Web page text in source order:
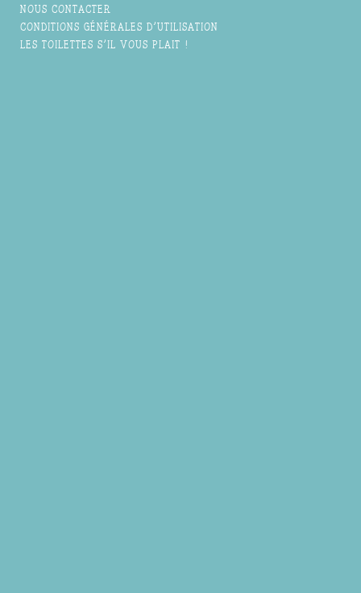
NOUS CONTACTER
CONDITIONS GÉNÉRALES D'UTILISATION
LES TOILETTES S'IL VOUS PLAIT !